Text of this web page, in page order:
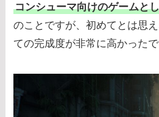
コンシューマ向けのゲームと
のことですが、初めてとは思
ての完成度が非常に高かったで